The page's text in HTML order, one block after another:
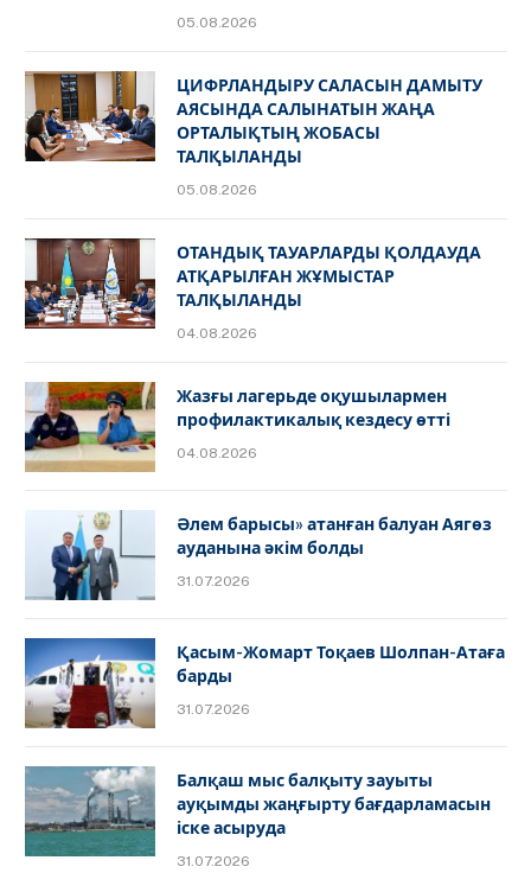
05.08.2026
ЦИФРЛАНДЫРУ САЛАСЫН ДАМЫТУ
АЯСЫНДА САЛЫНАТЫН ЖАҢА
ОРТАЛЫҚТЫҢ ЖОБАСЫ
ТАЛҚЫЛАНДЫ
05.08.2026
ОТАНДЫҚ ТАУАРЛАРДЫ ҚОЛДАУДА
АТҚАРЫЛҒАН ЖҰМЫСТАР
ТАЛҚЫЛАНДЫ
04.08.2026
Жазғы лагерьде оқушылармен
профилактикалық кездесу өтті
04.08.2026
Әлем барысы» атанған балуан Аягөз
ауданына әкім болды
31.07.2026
Қасым-Жомарт Тоқаев Шолпан-Атаға
барды
31.07.2026
Балқаш мыс балқыту зауыты
ауқымды жаңғырту бағдарламасын
іске асыруда
31.07.2026